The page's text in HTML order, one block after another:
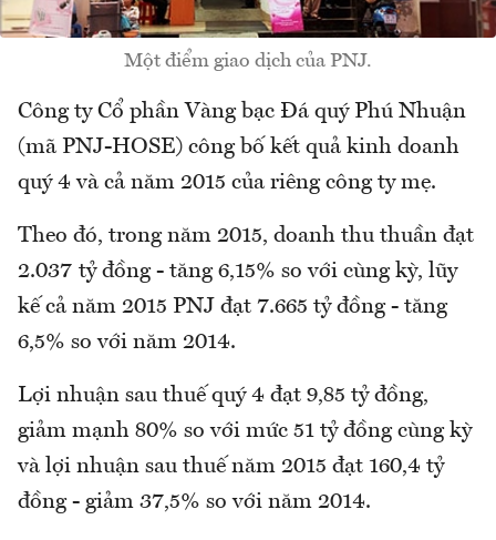
Một điểm giao dịch của PNJ.
Công ty Cổ phần Vàng bạc Đá quý Phú Nhuận
(mã PNJ-HOSE) công bố kết quả kinh doanh
quý 4 và cả năm 2015 của riêng công ty mẹ.
Theo đó, trong năm 2015, doanh thu thuần đạt
2.037 tỷ đồng - tăng 6,15% so với cùng kỳ, lũy
kế cả năm 2015 PNJ đạt 7.665 tỷ đồng - tăng
6,5% so với năm 2014.
Lợi nhuận sau thuế quý 4 đạt 9,85 tỷ đồng,
giảm mạnh 80% so với mức 51 tỷ đồng cùng kỳ
và lợi nhuận sau thuế năm 2015 đạt 160,4 tỷ
đồng - giảm 37,5% so với năm 2014.